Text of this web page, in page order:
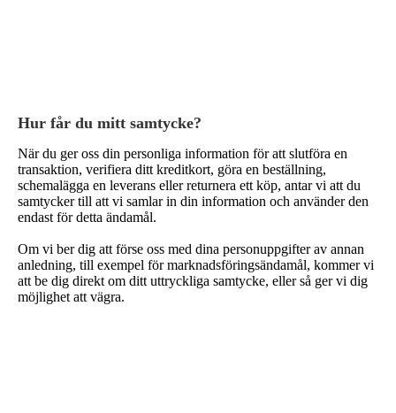
Hur får du mitt samtycke?
När du ger oss din personliga information för att slutföra en
transaktion, verifiera ditt kreditkort, göra en beställning,
schemalägga en leverans eller returnera ett köp, antar vi att du
samtycker till att vi samlar in din information och använder den
endast för detta ändamål.
Om vi ​​ber dig att förse oss med dina personuppgifter av annan
anledning, till exempel för marknadsföringsändamål, kommer vi
att be dig direkt om ditt uttryckliga samtycke, eller så ger vi dig
möjlighet att vägra.